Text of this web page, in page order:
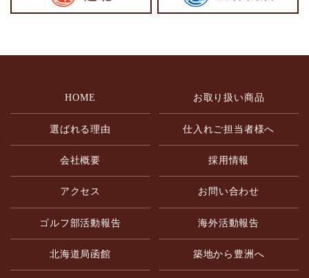
HOME お取り扱い商品
選ばれる理由 仕入れご担当者様へ
会社概要 採用情報
アクセス お問い合わせ
ゴルフ部活動報告 海外活動報告
北海道局函館 築地から豊洲へ